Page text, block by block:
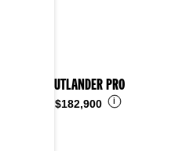
2024 OUTLANDER PRO
$182,900 i